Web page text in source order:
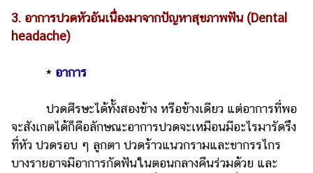
3. อาการปวดหัวอันเนื่องมาจากปัญหาสุขภาพฟัน (Dental
headache)
* อาการ
ปวดศีรษะได้ทั้งสองข้าง หรือข้างเดียว แต่อาการที่พอ
จะสังเกตได้ก็คือลักษณะอาการปวดจะเหมือนมีอะไรมารัดรึง
ที่หัว ปวดรอบ ๆ ลูกตา ปวดร้าวแนวกรามและขากรรไกร
บางรายอาจมีอาการกัดฟันในตอนกลางคืนร่วมด้วย และ